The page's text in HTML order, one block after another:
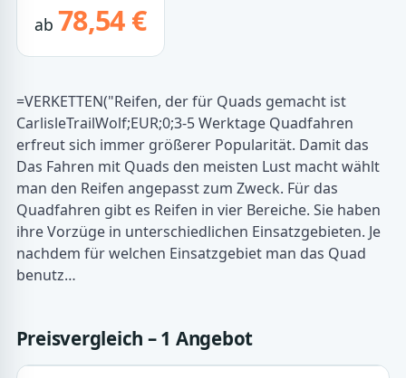
ab 78,54 €
=VERKETTEN("Reifen, der für Quads gemacht ist
CarlisleTrailWolf;EUR;0;3-5 Werktage Quadfahren
erfreut sich immer größerer Popularität. Damit das
Das Fahren mit Quads den meisten Lust macht wählt
man den Reifen angepasst zum Zweck. Für das
Quadfahren gibt es Reifen in vier Bereiche. Sie haben
ihre Vorzüge in unterschiedlichen Einsatzgebieten. Je
nachdem für welchen Einsatzgebiet man das Quad
benutz…
Preisvergleich – 1 Angebot